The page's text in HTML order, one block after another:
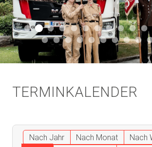
Aktuell 046
Aktuell 047
Start 011Aktuell 044
Aktuell 043
Aktuell 041
Aktuell 042
Aktuell 035
Aktuell
Aktuell 024
Aktuell 019
Auto 010Start 010Start 002
Auto 002
Auto 009
Auto
TERMINKALENDER
Nach Jahr Nach Monat
Nach